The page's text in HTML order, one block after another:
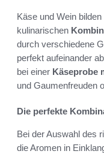
Käse und Wein
kulinarischen
durch verschiedene
perfekt aufeinander
bei einer Käseprobe
und Gaumenfreuden
Die perfekte
Bei der Auswahl des
die Aromen in